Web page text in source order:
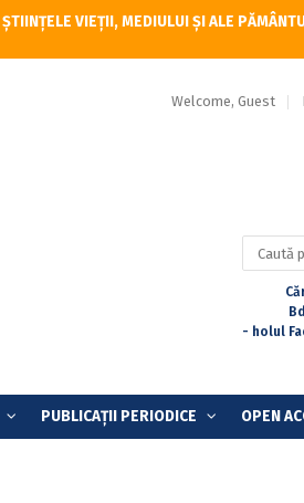
ȘTIINȚELE VIEȚII, MEDIULUI ȘI ALE
Welcome, Guest
Caută
după:
- holul
PUBLICAȚII PERIODICE OPEN